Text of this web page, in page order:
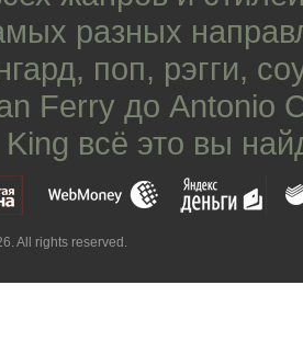
разных
, поп, рэгги,
Ferry до Antonio
всё это вы
All rights reserved.